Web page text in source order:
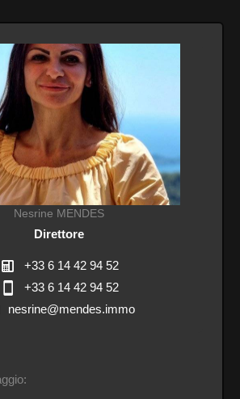
Nesrine MENDES
Direttore
+33 6 14 42 94 52
+33 6 14 42 94 52
nesrine@mendes.immo